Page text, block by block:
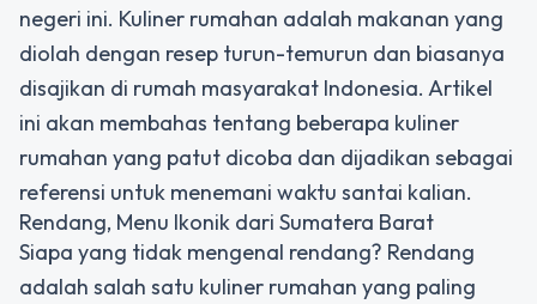
negeri ini. Kuliner rumahan adalah makanan yang
diolah dengan resep turun-temurun dan biasanya
disajikan di rumah masyarakat Indonesia. Artikel
ini akan membahas tentang beberapa kuliner
rumahan yang patut dicoba dan dijadikan sebagai
referensi untuk menemani waktu santai kalian.
Rendang, Menu Ikonik dari Sumatera Barat
Siapa yang tidak mengenal rendang? Rendang
adalah salah satu kuliner rumahan yang paling